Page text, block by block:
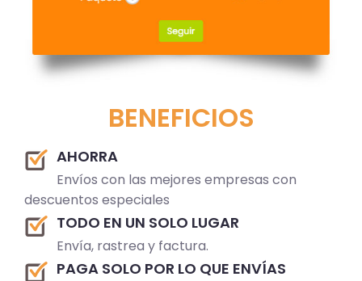
BENEFICIOS
AHORRA
Envíos con las mejores empresas con
descuentos especiales
TODO EN UN SOLO LUGAR
Envía, rastrea y factura.
PAGA SOLO POR LO QUE ENVÍAS